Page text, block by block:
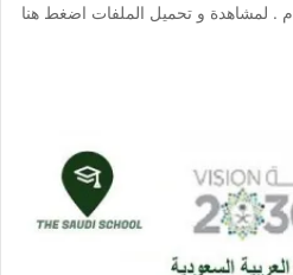
تحصيلي علمي 1441 هـ / 2020 م . لمشاهدة و تحميل الملفات اضغط هنا